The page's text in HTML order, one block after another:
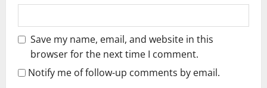
Save my name, email, and website in this
browser for the next time I comment.
Notify me of follow-up comments by email.